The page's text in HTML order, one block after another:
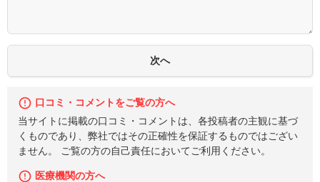
口コミ・コメントをご覧の方へ
当サイトに掲載の口コミ・コメントは、各投稿者の主観に基づ
くものであり、弊社ではその正確性を保証するものではござい
ません。 ご覧の方の自己責任においてご利用ください。
医療機関の方へ